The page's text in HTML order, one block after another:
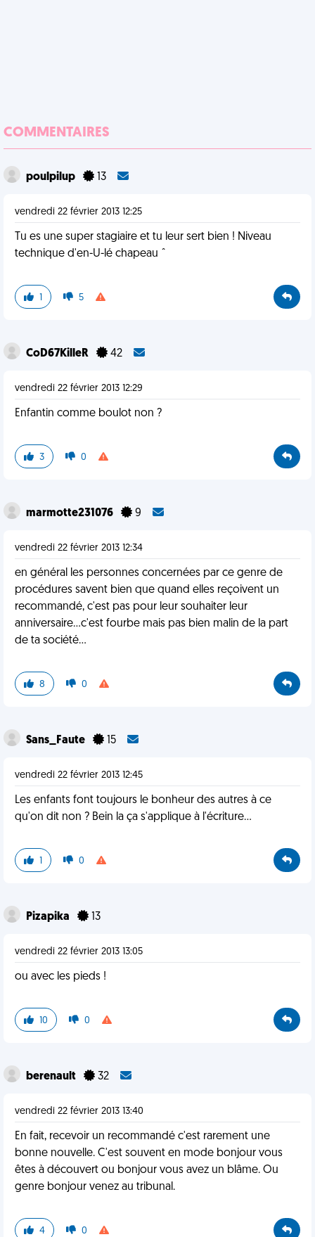
COMMENTAIRES
poulpilup 13
vendredi 22 février 2013 12:25
Tu es une super stagiaire et tu leur sert bien ! Niveau
technique d'en-U-lé chapeau ˆ
1 5
CoD67KilleR 42
vendredi 22 février 2013 12:29
Enfantin comme boulot non ?
3 0
marmotte231076 9
vendredi 22 février 2013 12:34
en général les personnes concernées par ce genre de
procédures savent bien que quand elles reçoivent un
recommandé, c'est pas pour leur souhaiter leur
anniversaire...c'est fourbe mais pas bien malin de la part
de ta société...
8 0
Sans_Faute 15
vendredi 22 février 2013 12:45
Les enfants font toujours le bonheur des autres à ce
qu'on dit non ? Bein la ça s'applique à l'écriture...
1 0
Pizapika 13
vendredi 22 février 2013 13:05
ou avec les pieds !
10 0
berenault 32
vendredi 22 février 2013 13:40
En fait, recevoir un recommandé c'est rarement une
bonne nouvelle. C'est souvent en mode bonjour vous
êtes à découvert ou bonjour vous avez un blâme. Ou
genre bonjour venez au tribunal.
4 0